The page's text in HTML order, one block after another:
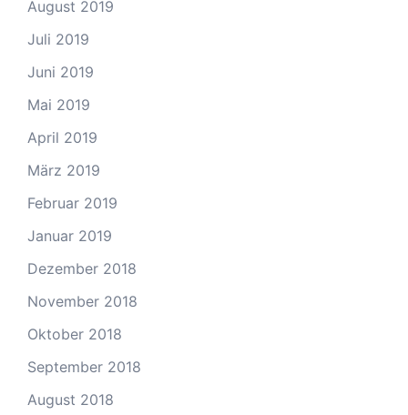
August 2019
Juli 2019
Juni 2019
Mai 2019
April 2019
März 2019
Februar 2019
Januar 2019
Dezember 2018
November 2018
Oktober 2018
September 2018
August 2018